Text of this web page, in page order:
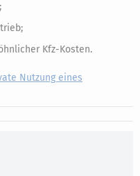
Kfz-Kosten.
Nutzung eines